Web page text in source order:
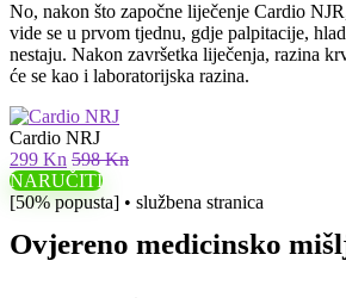
No, nakon što započne liječenje Cardio
vide se u prvom tjednu, gdje palpitacije,
nestaju. Nakon završetka liječenja, razina
će se kao i laboratorijska razina.
Cardio NRJ
299 Kn 598 Kn
NARUČITI
[50% popusta] • službena stranica
Ovjereno medicinsko